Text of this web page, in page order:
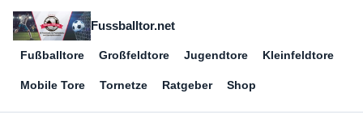
Fussballtor.net
Fußballtore Großfeldtore Jugendtore Kleinfeldtore
Mobile Tore Tornetze Ratgeber Shop